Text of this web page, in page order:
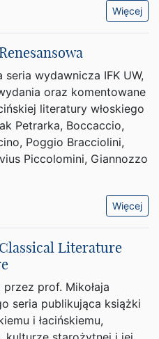
Więcej
seria wydawnicza IFK UW,
oraz komentowane
literatury włoskiego
Petrarka, Boccaccio,
Poggio Bracciolini,
Piccolomini, Giannozzo
Więcej
Literature
przez prof. Mikołaja
seria publikująca książki
i łacińskiemu,